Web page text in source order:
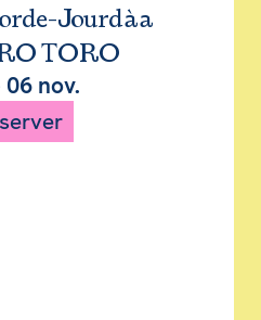
Jourdàa
TORO
06 nov.